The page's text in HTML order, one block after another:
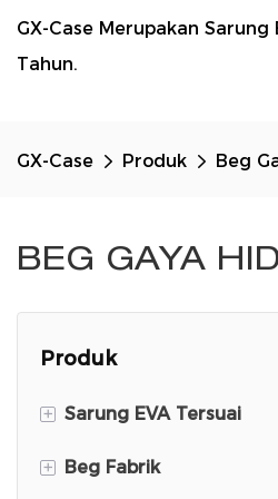
GX-Case Merupakan
Tahun.
GX-Case Produk Beg
BEG GAYA
Produk
+ Sarung EVA Tersuai
DJI Mini 3 Travel Case
+ Beg Fabrik